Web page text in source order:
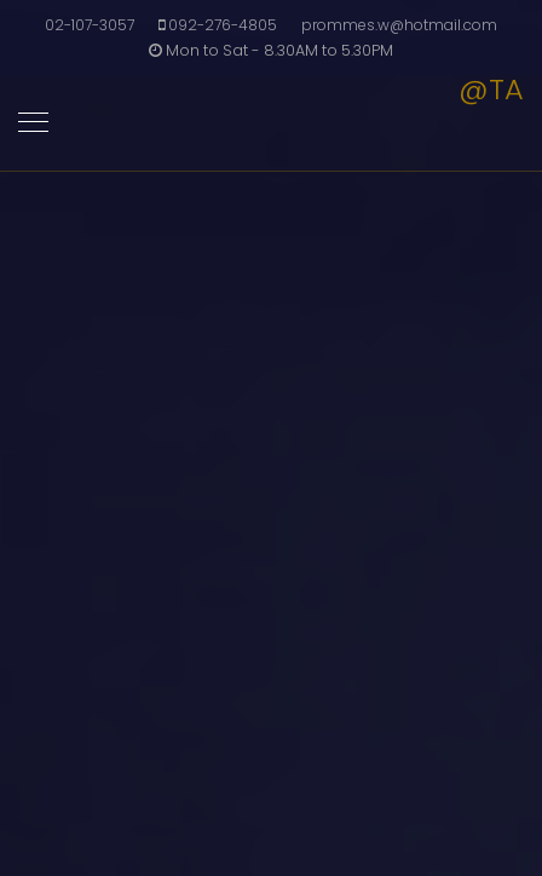
02-107-3057 092-276-4805
prommes.w@hotmail.com
Mon to Sat - 8.30AM to 5.30PM
@TA